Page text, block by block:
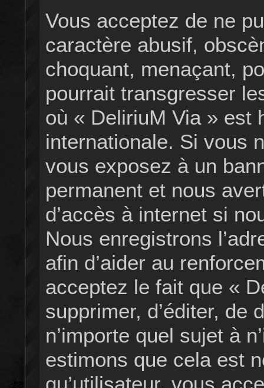
Vous acceptez de ne
caractère abusif,
choquant, menaçant,
pourrait transgresser
où « DeliriuM Via » est
internationale. Si vous
vous exposez à un
permanent et nous
d’accès à internet si
Nous enregistrons
afin d’aider au
acceptez le fait que «
supprimer, d’éditer, de
n’importe quel sujet à
estimons que cela est